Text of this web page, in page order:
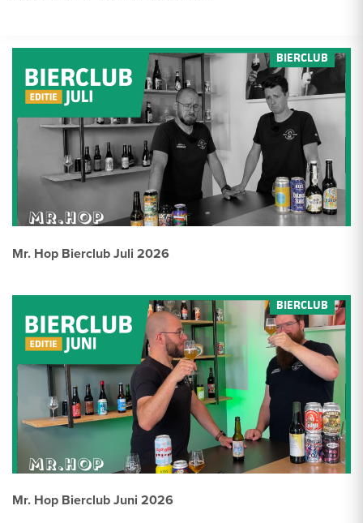
Mr. Hop Bierclub Juli 2026
Mr. Hop Bierclub Juni 2026